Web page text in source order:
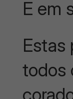
E em
Estas
todos